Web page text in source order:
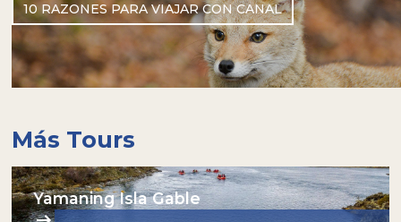
10 RAZONES PARA VIAJAR CON CANAL
Más Tours
Yamaning Isla Gable